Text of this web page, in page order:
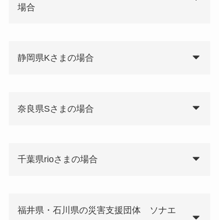
場合
静岡県Kさまの場合
奈良県Sさまの場合
千葉県rioさまの場合
福井県・石川県の災害支援団体 ソナエ